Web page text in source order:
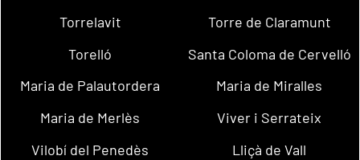
Torrelavit
Torre de Claramunt
Torelló
Santa Coloma de Cervelló
Maria de Palautordera
Maria de Miralles
Maria de Merlès
Viver i Serrateix
Vilobí del Penedès
Lliçà de Vall